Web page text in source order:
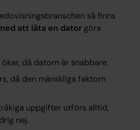
så finns
att låta en dator göra
då datorn är snabbare.
då den mänskliga faktorn
uppgifter utförs alltid,
nej.